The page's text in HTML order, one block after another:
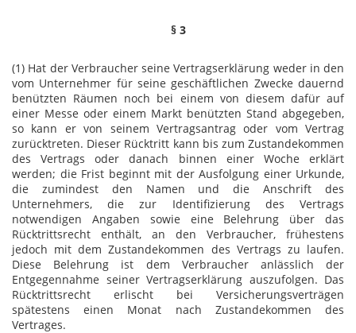
§ 3
(1) Hat der Verbraucher seine Vertragserklärung weder in den
vom Unternehmer für seine geschäftlichen Zwecke dauernd
benützten Räumen noch bei einem von diesem dafür auf
einer Messe oder einem Markt benützten Stand abgegeben,
so kann er von seinem Vertragsantrag oder vom Vertrag
zurücktreten. Dieser Rücktritt kann bis zum Zustandekommen
des Vertrags oder danach binnen einer Woche erklärt
werden; die Frist beginnt mit der Ausfolgung einer Urkunde,
die zumindest den Namen und die Anschrift des
Unternehmers, die zur Identifizierung des Vertrags
notwendigen Angaben sowie eine Belehrung über das
Rücktrittsrecht enthält, an den Verbraucher, frühestens
jedoch mit dem Zustandekommen des Vertrags zu laufen.
Diese Belehrung ist dem Verbraucher anlässlich der
Entgegennahme seiner Vertragserklärung auszufolgen. Das
Rücktrittsrecht erlischt bei Versicherungsverträgen
spätestens einen Monat nach Zustandekommen des
Vertrages.